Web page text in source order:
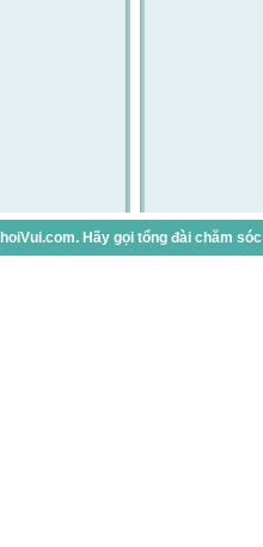
Hãy gọi tổng đài chăm